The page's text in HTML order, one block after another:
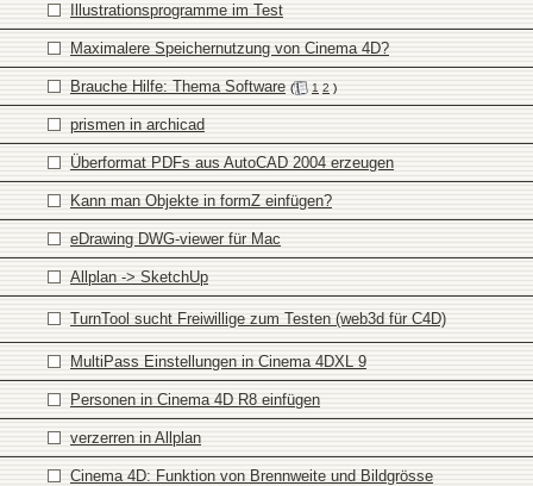
Illustrationsprogramme im Test
Maximalere Speichernutzung von Cinema 4D?
Brauche Hilfe: Thema Software ( 1 2 )
prismen in archicad
Überformat PDFs aus AutoCAD 2004 erzeugen
Kann man Objekte in formZ einfügen?
eDrawing DWG-viewer für Mac
Allplan -> SketchUp
TurnTool sucht Freiwillige zum Testen (web3d für C4D)
MultiPass Einstellungen in Cinema 4DXL 9
Personen in Cinema 4D R8 einfügen
verzerren in Allplan
Cinema 4D: Funktion von Brennweite und Bildgrösse